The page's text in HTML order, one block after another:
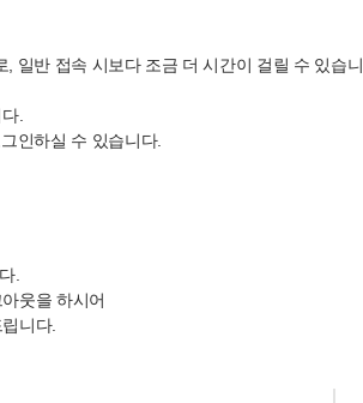
일반 접속 시보다 조금 더 시간이 걸릴 수 있습니
.
인하실 수 있습니다.
.
웃을 하시어
니다.